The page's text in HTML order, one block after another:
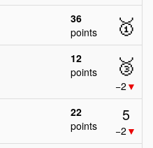
36
points
🥇
12
points
🥉
−2 ▼
22
points
5
−2 ▼